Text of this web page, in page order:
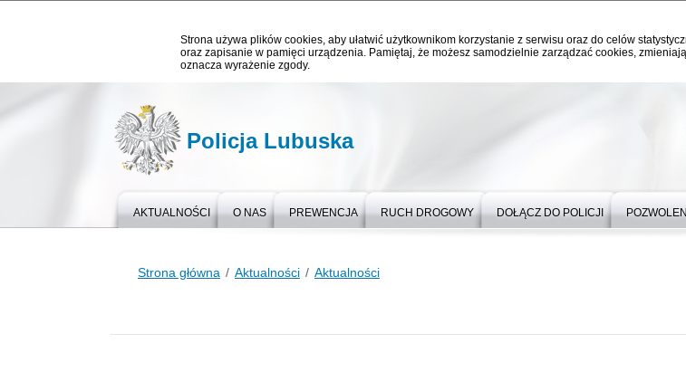
Strona używa plików cookies, aby ułatwić użytkownikom korzystanie z serwisu oraz do celów
oraz zapisanie w pamięci urządzenia. Pamiętaj, że możesz samodzielnie zarządzać cookies,
oznacza wyrażenie zgody.
Policja Lubuska
AKTUALNOŚCI O NAS PREWENCJA RUCH DROGOWY DOŁĄCZ DO POLICJI
Strona główna Aktualności Aktualności